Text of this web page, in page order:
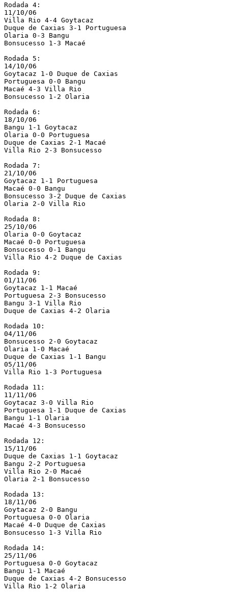
Rodada 4:
11/10/06
Villa Rio 4-4 Goytacaz
Duque de Caxias 3-1 Portuguesa
Olaria 0-3 Bangu
Bonsucesso 1-3 Macaé
Rodada 5:
14/10/06
Goytacaz 1-0 Duque de Caxias
Portuguesa 0-0 Bangu
Macaé 4-3 Villa Rio
Bonsucesso 1-2 Olaria
Rodada 6:
18/10/06
Bangu 1-1 Goytacaz
Olaria 0-0 Portuguesa
Duque de Caxias 2-1 Macaé
Villa Rio 2-3 Bonsucesso
Rodada 7:
21/10/06
Goytacaz 1-1 Portuguesa
Macaé 0-0 Bangu
Bonsucesso 3-2 Duque de Caxias
Olaria 2-0 Villa Rio
Rodada 8:
25/10/06
Olaria 0-0 Goytacaz
Macaé 0-0 Portuguesa
Bonsucesso 0-1 Bangu
Villa Rio 4-2 Duque de Caxias
Rodada 9:
01/11/06
Goytacaz 1-1 Macaé
Portuguesa 2-3 Bonsucesso
Bangu 3-1 Villa Rio
Duque de Caxias 4-2 Olaria
Rodada 10:
04/11/06
Bonsucesso 2-0 Goytacaz
Olaria 1-0 Macaé
Duque de Caxias 1-1 Bangu
05/11/06
Villa Rio 1-3 Portuguesa
Rodada 11:
11/11/06
Goytacaz 3-0 Villa Rio
Portuguesa 1-1 Duque de Caxias
Bangu 1-1 Olaria
Macaé 4-3 Bonsucesso
Rodada 12:
15/11/06
Duque de Caxias 1-1 Goytacaz
Bangu 2-2 Portuguesa
Villa Rio 2-0 Macaé
Olaria 2-1 Bonsucesso
Rodada 13:
18/11/06
Goytacaz 2-0 Bangu
Portuguesa 0-0 Olaria
Macaé 4-0 Duque de Caxias
Bonsucesso 1-3 Villa Rio
Rodada 14:
25/11/06
Portuguesa 0-0 Goytacaz
Bangu 1-1 Macaé
Duque de Caxias 4-2 Bonsucesso
Villa Rio 1-2 Olaria